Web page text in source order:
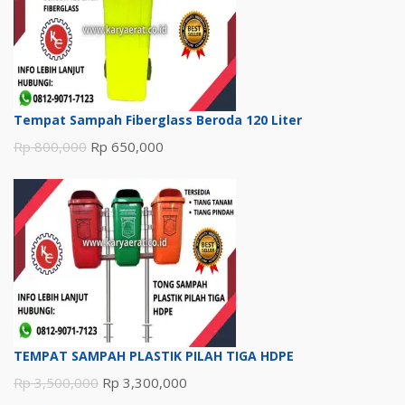
Tempat Sampah Fiberglass Beroda 120 Liter
Rp800,000 Harga
adalah:
Rp 800,000.
Rp 650,000
ini
adalah:
Rp 650,000.
TEMPAT SAMPAH PLASTIK PILAH TIGA HDPE
Rp3,500,000 Harga
Rp 3,300,000